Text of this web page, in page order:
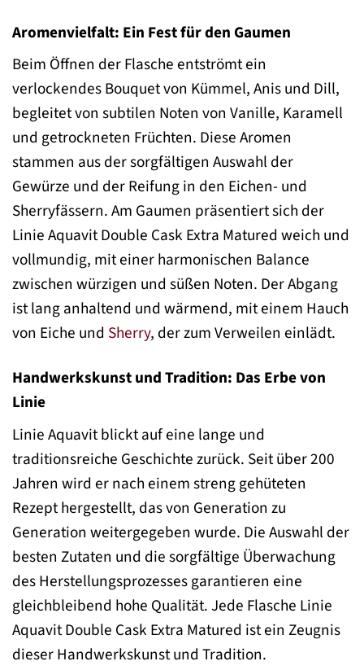
Aromenvielfalt: Ein Fest für den Gaumen
Beim Öffnen der Flasche entströmt ein
verlockendes Bouquet von Kümmel, Anis und Dill,
begleitet von subtilen Noten von Vanille, Karamell
und getrockneten Früchten. Diese Aromen
stammen aus der sorgfältigen Auswahl der
Gewürze und der Reifung in den Eichen- und
Sherryfässern. Am Gaumen präsentiert sich der
Linie Aquavit Double Cask Extra Matured weich und
vollmundig, mit einer harmonischen Balance
zwischen würzigen und süßen Noten. Der Abgang
ist lang anhaltend und wärmend, mit einem Hauch
von Eiche und Sherry, der zum Verweilen einlädt.
Handwerkskunst und Tradition: Das Erbe von
Linie
Linie Aquavit blickt auf eine lange und
traditionsreiche Geschichte zurück. Seit über 200
Jahren wird er nach einem streng gehüteten
Rezept hergestellt, das von Generation zu
Generation weitergegeben wurde. Die Auswahl der
besten Zutaten und die sorgfältige Überwachung
des Herstellungsprozesses garantieren eine
gleichbleibend hohe Qualität. Jede Flasche Linie
Aquavit Double Cask Extra Matured ist ein Zeugnis
dieser Handwerkskunst und Tradition.